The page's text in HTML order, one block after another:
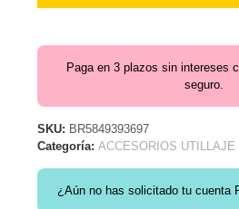
Paga en 3 plazos sin intereses
seguro.
SKU: BR5849393697
Categoría:ACCESORIOS UTILLAJE
¿Aún no has solicitado tu cuenta